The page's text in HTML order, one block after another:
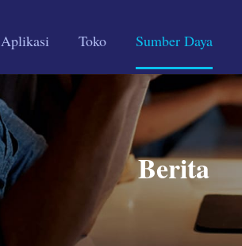
Aplikasi Toko Sumber Daya
Berita